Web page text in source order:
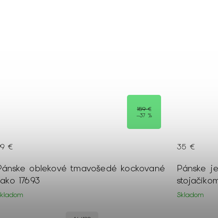
159 €
–37 %
oblekové tmavošedé kockované
17693
€
Pánske
Skladom
35 €